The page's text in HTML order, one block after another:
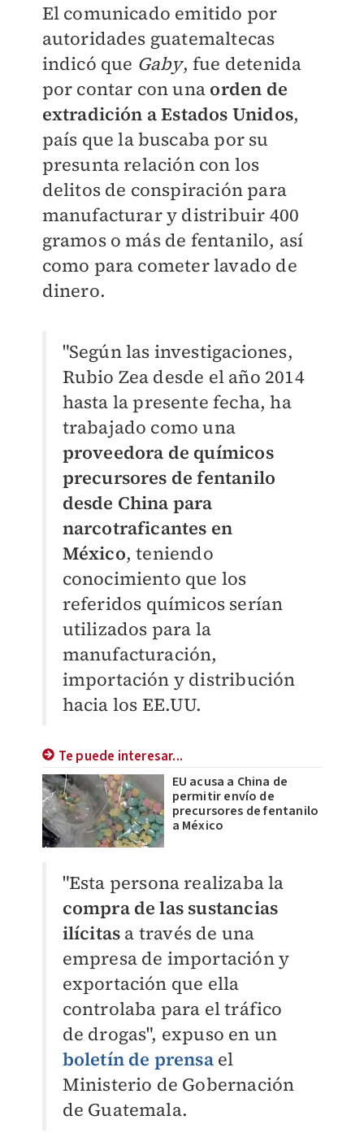
El comunicado emitido por
autoridades guatemaltecas
indicó que Gaby, fue detenida
por contar con una orden de
extradición a Estados Unidos,
país que la buscaba por su
presunta relación con los
delitos de conspiración para
manufacturar y distribuir 400
gramos o más de fentanilo, así
como para cometer lavado de
dinero.
"Según las investigaciones,
Rubio Zea desde el año 2014
hasta la presente fecha, ha
trabajado como una
proveedora de químicos
precursores de fentanilo
desde China para
narcotraficantes en
México, teniendo
conocimiento que los
referidos químicos serían
utilizados para la
manufacturación,
importación y distribución
hacia los EE.UU.
Te puede interesar...
EU acusa a China de
permitir envío de
precursores de fentanilo
a México
"Esta persona realizaba la
compra de las sustancias
ilícitas a través de una
empresa de importación y
exportación que ella
controlaba para el tráfico
de drogas", expuso en un
boletín de prensael
Ministerio de Gobernación
de Guatemala.